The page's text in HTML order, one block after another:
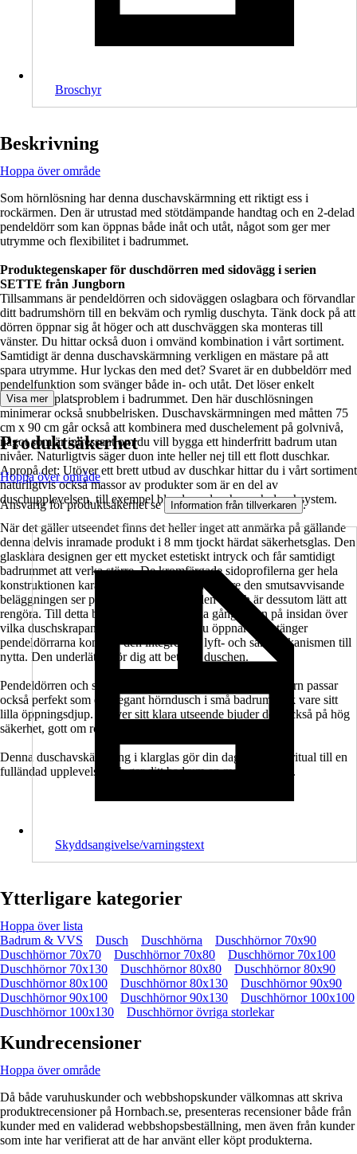
Broschyr
Beskrivning
Hoppa över område
Som hörnlösning har denna duschavskärmning ett riktigt ess i
rockärmen. Den är utrustad med stötdämpande handtag och en 2-delad
pendeldörr som kan öppnas både inåt och utåt, något som ger mer
utrymme och flexibilitet i badrummet.
Produktegenskaper för duschdörren med sidovägg i serien
SETTE från Jungborn
Tillsammans är pendeldörren och sidoväggen oslagbara och förvandlar
ditt badrumshörn till en bekväm och rymlig duschyta. Tänk dock på att
dörren öppnar sig åt höger och att duschväggen ska monteras till
vänster. Du hittar också duon i omvänd kombination i vårt sortiment.
Samtidigt är denna duschavskärmning verkligen en mästare på att
spara utrymme. Hur lyckas den med det? Svaret är en dubbeldörr med
pendelfunktion som svänger både in- och utåt. Det löser enkelt
eventuella platsproblem i badrummet. Den här duschlösningen
minimerar också snubbelrisken. Duschavskärmningen med måtten 75
cm x 90 cm går också att kombinera med duschelement på golvnivå,
något som är intressant om du vill bygga ett hinderfritt badrum utan
nivåer. Naturligtvis säger duon inte heller nej till ett flott duschkar.
Apropå det: Utöver ett brett utbud av duschkar hittar du i vårt sortiment
naturligtvis också massor av produkter som är en del av
duschupplevelsen, till exempel blandare, duschar och duschsystem.
När det gäller utseendet finns det heller inget att anmärka på gällande
denna delvis inramade produkt i 8 mm tjockt härdat säkerhetsglas. Den
glasklara designen ger ett mycket estetiskt intryck och får samtidigt
badrummet att verka större. De kromfärgade sidoprofilerna ger hela
konstruktionen karaktär och stabilitet. Tack vare den smutsavvisande
beläggningen ser produkten alltid välhållen ut och är dessutom lätt att
rengöra. Till detta bidrar också de infällda gångjärnen på insidan över
vilka duschskrapan glider elegant. När du öppnar och stänger
pendeldörrarna kommer den integrerade lyft- och sänkmekanismen till
nytta. Den underlättar för dig att beträda duschen.
Pendeldörren och sidoväggen i serien SETTE från Jungborn passar
också perfekt som en elegant hörndusch i små badrum tack vare sitt
lilla öppningsdjup. Utöver sitt klara utseende bjuder den också på hög
säkerhet, gott om rörelsefrihet och komfort.
Denna duschavskärmning i klarglas gör din dagliga duschritual till en
fulländad upplevelse och ger ditt badrum en modern touch.
Visa mer
Produktsäkerhet
Hoppa över område
Ansvarig för produktsäkerhet se Information från tillverkaren .
Skyddsangivelse/varningstext
Ytterligare kategorier
Hoppa över lista
Badrum & VVS
Dusch Duschhörna
Duschhörnor 70x90
Duschhörnor 70x70
Duschhörnor 70x80
Duschhörnor 70x100
Duschhörnor 70x130
Duschhörnor 80x80
Duschhörnor 80x90
Duschhörnor 80x100
Duschhörnor 80x130
Duschhörnor 90x90
Duschhörnor 90x100
Duschhörnor 90x130
Duschhörnor 100x100
Duschhörnor 100x130
Duschhörnor övriga storlekar
Kundrecensioner
Hoppa över område
Då både varuhuskunder och webbshopskunder välkomnas att skriva
produktrecensioner på Hornbach.se, presenteras recensioner både från
kunder med en validerad webbshopsbeställning, men även från kunder
som inte har verifierat att de har använt eller köpt produkterna.